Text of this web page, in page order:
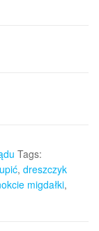
Tags:
, dreszczyk
migdałki,